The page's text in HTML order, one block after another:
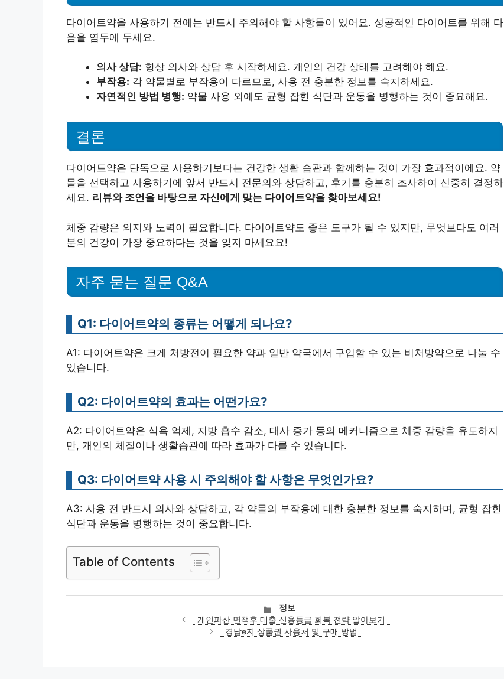
다이어트약을 사용하기 전에는 반드시 주의해야 할 사항들이 있어요. 성공적인 다이어트를 위해 다
음을 염두에 두세요.
의사 상담: 항상 의사와 상담 후 시작하세요. 개인의 건강 상태를 고려해야 해요.
부작용: 각 약물별로 부작용이 다르므로, 사용 전 충분한 정보를 숙지하세요.
자연적인 방법 병행: 약물 사용 외에도 균형 잡힌 식단과 운동을 병행하는 것이 중요해요.
결론
다이어트약은 단독으로 사용하기보다는 건강한 생활 습관과 함께하는 것이 가장 효과적이에요. 약
물을 선택하고 사용하기에 앞서 반드시 전문의와 상담하고, 후기를 충분히 조사하여 신중히 결정하
세요. 리뷰와 조언을 바탕으로 자신에게 맞는 다이어트약을 찾아보세요!
체중 감량은 의지와 노력이 필요합니다. 다이어트약도 좋은 도구가 될 수 있지만, 무엇보다도 여러
분의 건강이 가장 중요하다는 것을 잊지 마세요요!
자주 묻는 질문 Q&A
Q1: 다이어트약의 종류는 어떻게 되나요?
A1: 다이어트약은 크게 처방전이 필요한 약과 일반 약국에서 구입할 수 있는 비처방약으로 나눌 수
있습니다.
Q2: 다이어트약의 효과는 어떤가요?
A2: 다이어트약은 식욕 억제, 지방 흡수 감소, 대사 증가 등의 메커니즘으로 체중 감량을 유도하지
만, 개인의 체질이나 생활습관에 따라 효과가 다를 수 있습니다.
Q3: 다이어트약 사용 시 주의해야 할 사항은 무엇인가요?
A3: 사용 전 반드시 의사와 상담하고, 각 약물의 부작용에 대한 충분한 정보를 숙지하며, 균형 잡힌
식단과 운동을 병행하는 것이 중요합니다.
Table of Contents
카
테
고
정보
개인파산 면책후 대출 신용등급 회복 전략 알아보기
경남e지 상품권 사용처 및 구매 방법